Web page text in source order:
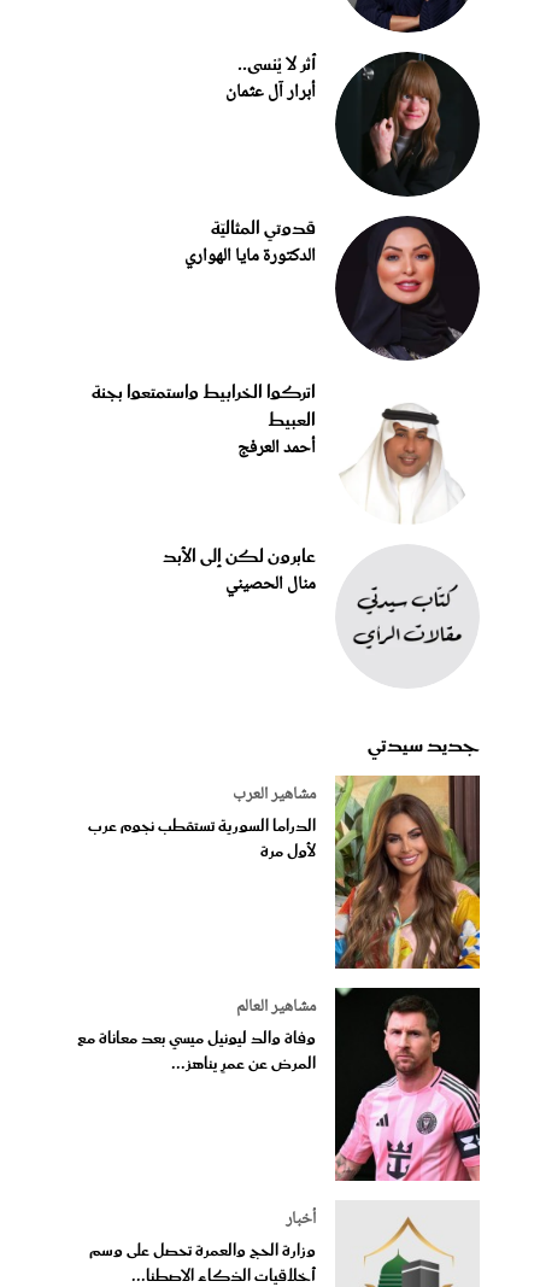
أثر لا يُنسى..
أبرار آل عثمان
قدوتي المثاليّة
الدكتورة مايا الهواري
اتركوا الخرابيط واستمتعوا بجنة
العبيط
أحمد العرفج
عابرون لكن إلى الأبد
منال الحصيني
جديد سيدتي
مشاهير العرب
الدراما السورية تستقطب نجوم عرب
لأول مرة
مشاهير العالم
وفاة والد ليونيل ميسي بعد معاناة مع
المرض عن عمرٍ يناهز...
أخبار
وزارة الحج والعمرة تحصل على وسم
أخلاقيات الذكاء الاصطنا...